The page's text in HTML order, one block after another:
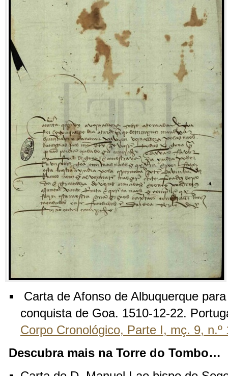
Carta de Afonso de Albuquerque
conquista de Goa. 1510-12-22.
Corpo Cronológico, Parte I, mç. 9, n.º
Descubra mais na Torre do Tombo…